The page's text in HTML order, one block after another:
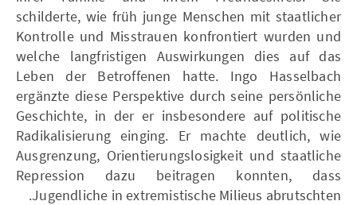
schilderte, wie früh junge Menschen mit staatlicher
Kontrolle und Misstrauen konfrontiert wurden und
welche langfristigen Auswirkungen dies auf das
Leben der Betroffenen hatte. Ingo Hasselbach
ergänzte diese Perspektive durch seine persönliche
Geschichte, in der er insbesondere auf politische
Radikalisierung einging. Er machte deutlich, wie
Ausgrenzung, Orientierungslosigkeit und staatliche
Repression dazu beitragen konnten, dass
Jugendliche in extremistische Milieus abrutschten.